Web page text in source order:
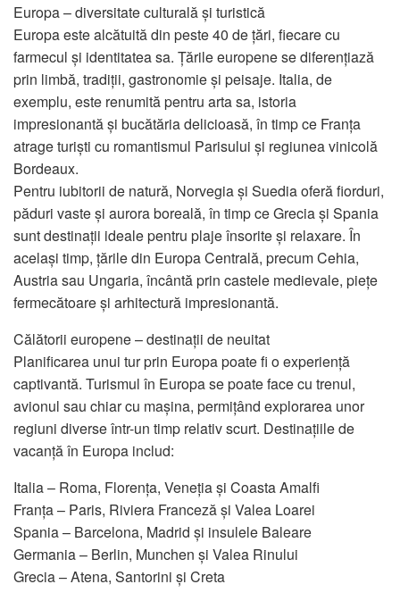
Europa – diversitate culturală și turistică
Europa este alcătuită din peste 40 de țări, fiecare cu
farmecul și identitatea sa. Țările europene se diferențiază
prin limbă, tradiții, gastronomie și peisaje. Italia, de
exemplu, este renumită pentru arta sa, istoria
impresionantă și bucătăria delicioasă, în timp ce Franța
atrage turiști cu romantismul Parisului și regiunea vinicolă
Bordeaux.
Pentru iubitorii de natură, Norvegia și Suedia oferă fiorduri,
păduri vaste și aurora boreală, în timp ce Grecia și Spania
sunt destinații ideale pentru plaje însorite și relaxare. În
același timp, țările din Europa Centrală, precum Cehia,
Austria sau Ungaria, încântă prin castele medievale, piețe
fermecătoare și arhitectură impresionantă.
Călătorii europene – destinații de neuitat
Planificarea unui tur prin Europa poate fi o experiență
captivantă. Turismul în Europa se poate face cu trenul,
avionul sau chiar cu mașina, permițând explorarea unor
regiuni diverse într-un timp relativ scurt. Destinațiile de
vacanță în Europa includ:
Italia – Roma, Florența, Veneția și Coasta Amalfi
Franța – Paris, Riviera Franceză și Valea Loarei
Spania – Barcelona, Madrid și insulele Baleare
Germania – Berlin, Munchen și Valea Rinului
Grecia – Atena, Santorini și Creta